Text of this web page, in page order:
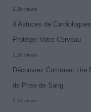
1.3k views
4 Astuces de
Protéger Votre Cerveau
1.2k views
Découvrez Comment Lire
de Prise de Sang
1.1k views